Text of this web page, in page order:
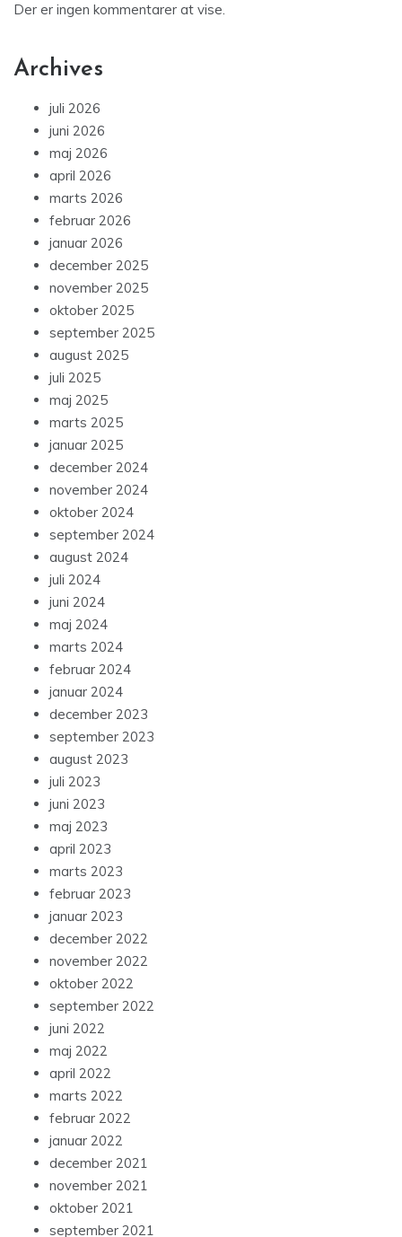
Der er ingen kommentarer at vise.
Archives
juli 2026
juni 2026
maj 2026
april 2026
marts 2026
februar 2026
januar 2026
december 2025
november 2025
oktober 2025
september 2025
august 2025
juli 2025
maj 2025
marts 2025
januar 2025
december 2024
november 2024
oktober 2024
september 2024
august 2024
juli 2024
juni 2024
maj 2024
marts 2024
februar 2024
januar 2024
december 2023
september 2023
august 2023
juli 2023
juni 2023
maj 2023
april 2023
marts 2023
februar 2023
januar 2023
december 2022
november 2022
oktober 2022
september 2022
juni 2022
maj 2022
april 2022
marts 2022
februar 2022
januar 2022
december 2021
november 2021
oktober 2021
september 2021